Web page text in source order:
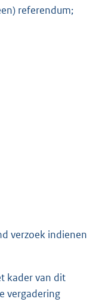
referendum;
verzoek indienen
kader van dit
vergadering